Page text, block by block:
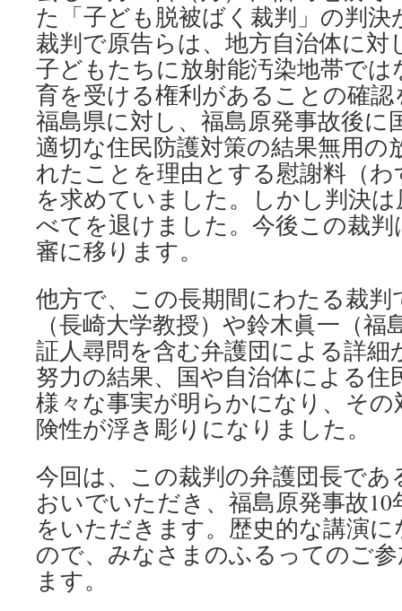
た「子ども脱被ばく裁判」の判
裁判で原告らは、地方自治体に対
子どもたちに放射能汚染地帯で
育を受ける権利があることの確
福島県に対し、福島原発事故後に
適切な住民防護対策の結果無用の
れたことを理由とする慰謝料（
を求めていました。しかし判決
べてを退けました。今後この裁
審に移ります。
他方で、この長期間にわたる裁
（長崎大学教授）や鈴木眞一（
証人尋問を含む弁護団による詳細
努力の結果、国や自治体による住
様々な事実が明らかになり、そ
険性が浮き彫りになりました。
今回は、この裁判の弁護団長であ
おいでいただき、福島原発事故
をいただきます。歴史的な講演
ので、みなさまのふるってのご
ます。